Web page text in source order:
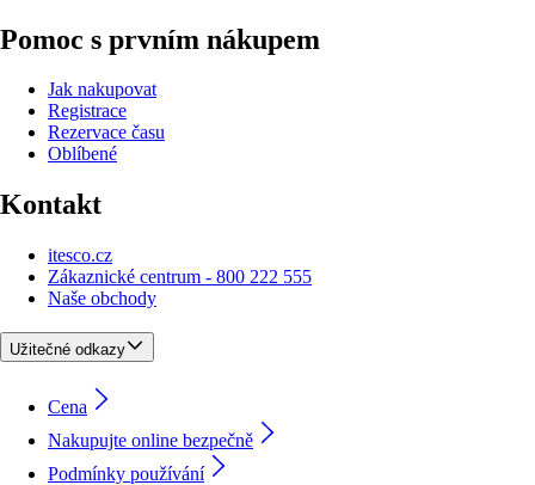
Pomoc s prvním nákupem
Jak nakupovat
Registrace
Rezervace času
Oblíbené
Kontakt
itesco.cz
Zákaznické centrum - 800 222 555
Naše obchody
Užitečné odkazy
Cena
Nakupujte online bezpečně
Podmínky používání